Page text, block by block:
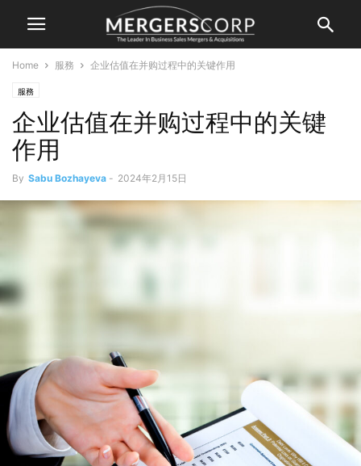
Home 服務 企业估值在并购过程中的关键作用
服務
企业估值在并购过程中的关键
作用
By Sabu Bozhayeva - 2024年2月15日